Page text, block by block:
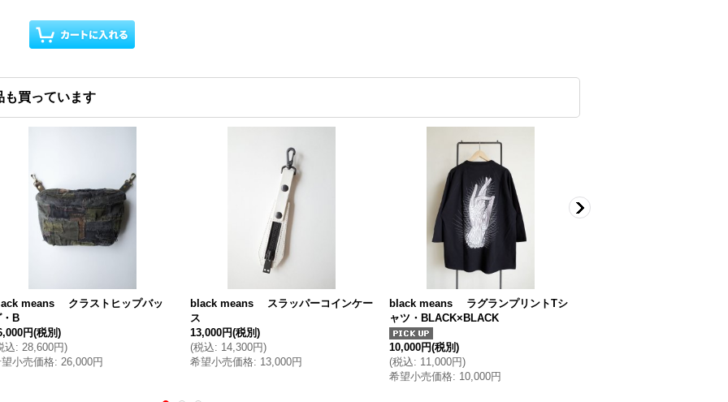
も買っています
means クラストヒップバッ
B
円(税別)
込: 28,600円)
小売価格: 26,000円
black means スラッパーコインケー
ス
13,000円(税別)
(税込: 14,300円)
希望小売価格: 13,000円
black means ラグランプリントTシ
ャツ・BLACK×BLACK
10,000円(税別)
(税込: 11,000円)
希望小売価格: 10,000円